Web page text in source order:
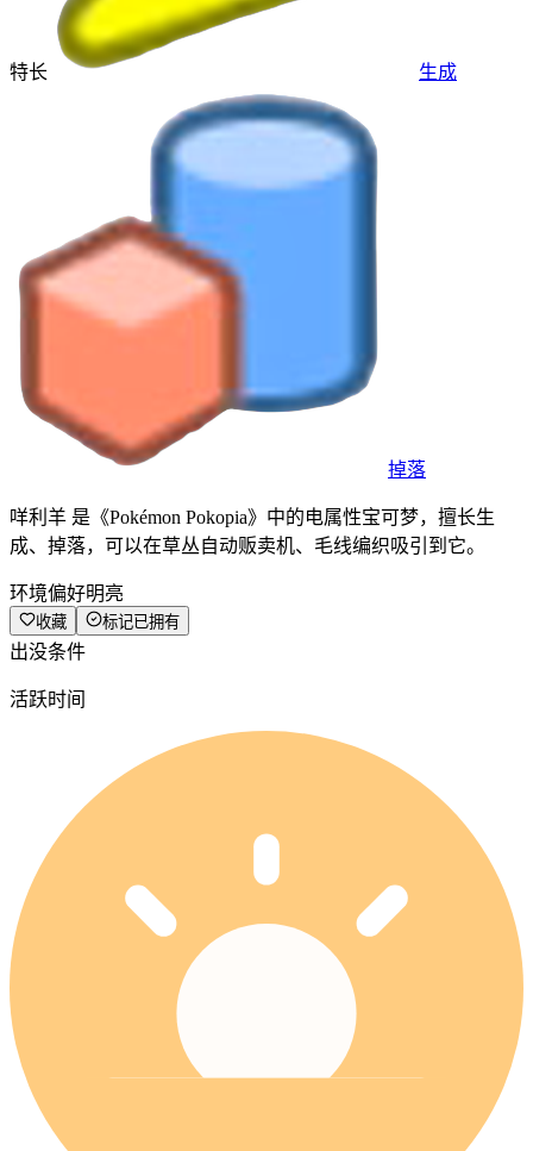
特长 生成
掉落
咩利羊 是《Pokémon Pokopia》中的电属性宝可梦，擅长生
成、掉落，可以在草丛自动贩卖机、毛线编织吸引到它。
环境偏好明亮
收藏 标记已拥有
出没条件
活跃时间